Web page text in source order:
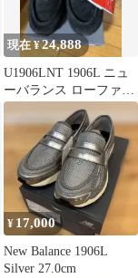
現在 ¥24,888
U1906LNT 1906L ニュ
ーバランス ローファー
newbalance
¥ 17,000
New Balance 1906L
Silver 27.0cm